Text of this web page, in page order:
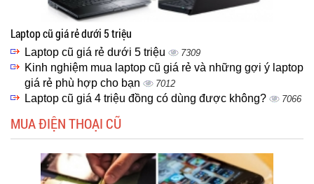
Laptop cũ giá rẻ dưới 5 triệu
Laptop cũ giá rẻ dưới 5 triệu 7309
Kinh nghiệm mua laptop cũ giá rẻ và những gợi ý laptop
giá rẻ phù hợp cho bạn
7012
Laptop cũ giá 4 triệu đồng có dùng được không? 7066
MUA ĐIỆN THOẠI CŨ